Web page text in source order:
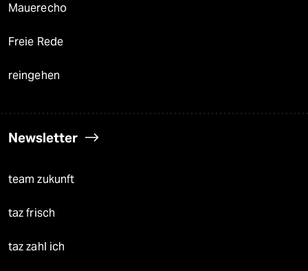
Mauerecho
Freie Rede
reingehen
Newsletter
team zukunft
taz frisch
taz zahl ich